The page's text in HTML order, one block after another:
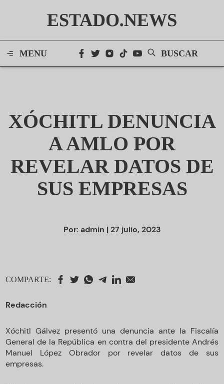
ESTADO.NEWS
MENU BUSCAR
XÓCHITL DENUNCIA
A AMLO POR
REVELAR DATOS DE
SUS EMPRESAS
Por: admin | 27 julio, 2023
COMPARTE:
Redacción
Xóchitl Gálvez presentó una denuncia ante la Fiscalía
General de la República en contra del presidente Andrés
Manuel López Obrador por revelar datos de sus
empresas.